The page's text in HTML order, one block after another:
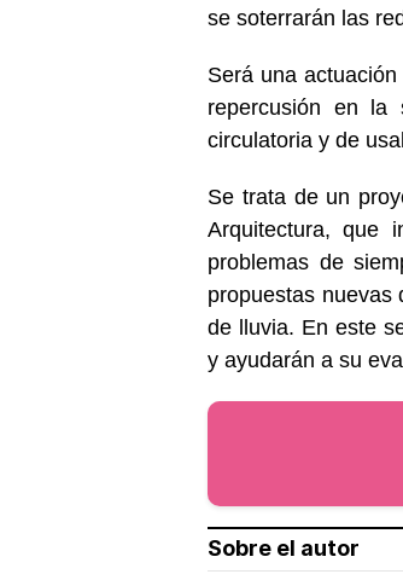
se soterrarán las
Será una
repercusión en la
circulatoria y de
Se trata de un
Arquitectura, que
problemas de
propuestas nuevas
de lluvia. En este
y ayudarán a su
Sobre el autor